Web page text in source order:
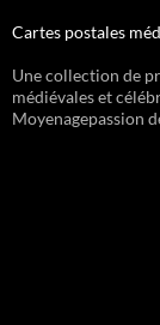
Cartes postales
Une collection de
médiévales et
Moyenagepassion